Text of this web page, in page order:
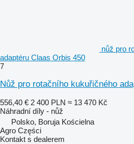
nůž pro
adaptéru Claas Orbis 450
7
Nůž pro rotačního kukuřičného
556,40 € 2 400 PLN ≈ 13 470 Kč
Náhradní díly - nůž
Polsko, Boruja Kościelna
Agro Części
Kontakt s dealerem